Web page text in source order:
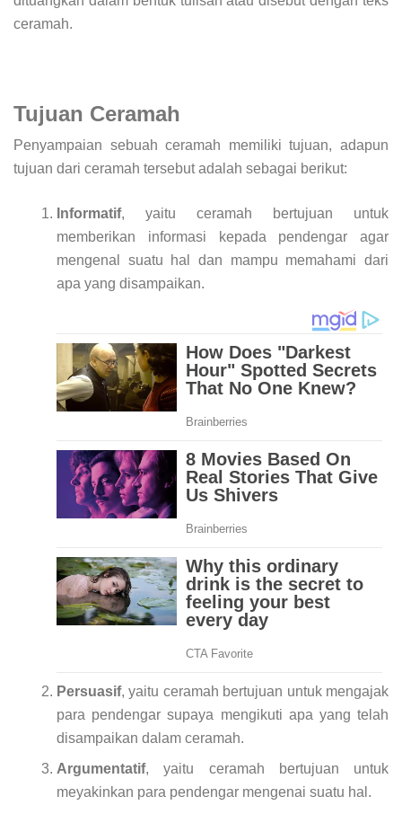
ceramah.
Tujuan Ceramah
Penyampaian sebuah ceramah memiliki tujuan, adapun
tujuan dari ceramah tersebut adalah sebagai berikut:
Informatif, yaitu ceramah bertujuan untuk
memberikan informasi kepada pendengar agar
mengenal suatu hal dan mampu memahami dari
apa yang disampaikan.
Persuasif, yaitu ceramah bertujuan untuk mengajak
para pendengar supaya mengikuti apa yang telah
disampaikan dalam ceramah.
Argumentatif, yaitu ceramah bertujuan untuk
meyakinkan para pendengar mengenai suatu hal.